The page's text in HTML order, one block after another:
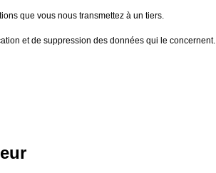
que vous nous transmettez à un tiers.
et de suppression des données qui le concernent.